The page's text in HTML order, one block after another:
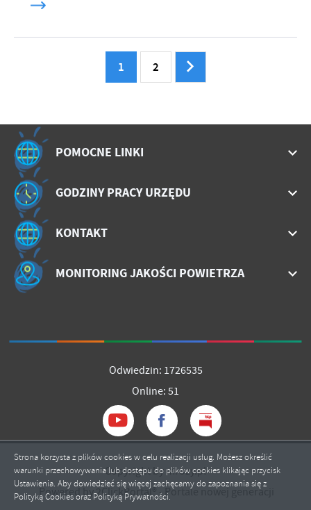
1 2
POMOCNE LINKI
GODZINY PRACY URZĘDU
KONTAKT
MONITORING JAKOŚCI POWIETRZA
Odwiedzin: 1726535
Online: 51
Copyright by mrozy.pl
Powered by2ClickPortal®- Portale nowej generacji
Strona korzysta z plików cookies w celu realizacji usług. Możesz określić
warunki przechowywania lub dostępu do plików cookies klikając przycisk
Ustawienia. Aby dowiedzieć się więcej zachęcamy do zapoznania się z
Polityką Cookies oraz Polityką Prywatności.
ZAPISZ WYBRANE